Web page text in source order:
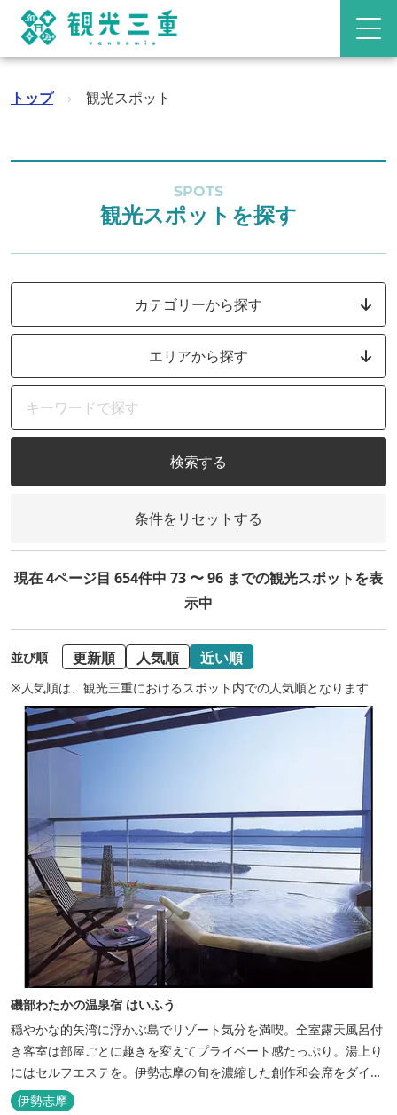
トップ › 観光スポット
SPOTS
観光スポットを探す
カテゴリーから探す
エリアから探す
検索する
条件をリセットする
現在 4ページ目 654件中 73 〜 96 までの観光スポットを表
示中
並び順 更新順 人気順 近い順
※人気順は、観光三重におけるスポット内での人気順となります
磯部わたかの温泉宿 はいふう
穏やかな的矢湾に浮かぶ島でリゾート気分を満喫。全室露天風呂付
き客室は部屋ごとに趣きを変えてプライベート感たっぷり。湯上り
にはセルフエステを。伊勢志摩の旬を濃縮した創作和会席をダイニ
ングで。
伊勢志摩